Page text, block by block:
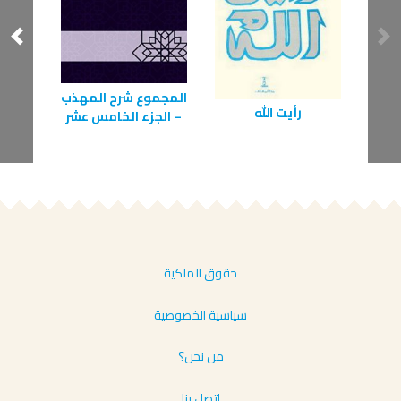
رأيت الله
المجموع شرح المهذب
– الجزء الخامس عشر
حقوق الملكية
سياسية الخصوصية
من نحن؟